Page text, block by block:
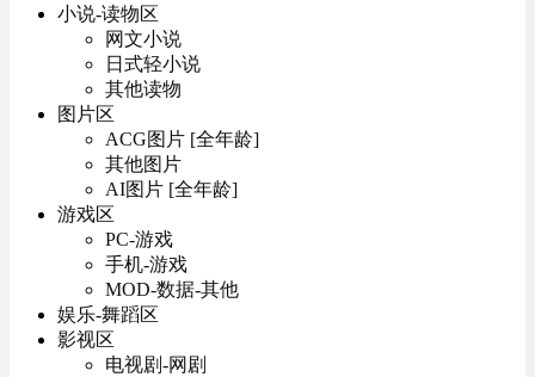
小说-读物区
网文小说
日式轻小说
其他读物
图片区
ACG图片 [全年龄]
其他图片
AI图片 [全年龄]
游戏区
PC-游戏
手机-游戏
MOD-数据-其他
娱乐-舞蹈区
影视区
电视剧-网剧